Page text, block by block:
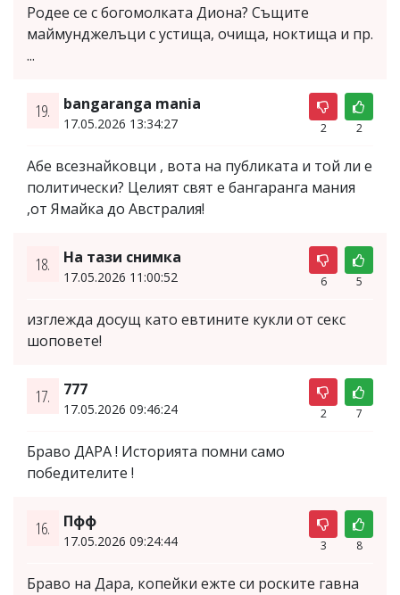
Родее се с богомолката Диона? Същите
маймунджелъци с устища, очища, ноктища и пр.
...
19. bangaranga mania
17.05.2026 13:34:27 2 2
Абе всезнайковци , вота на публиката и той ли е
политически? Целият свят е бангаранга мания
,от Ямайка до Австралия!
18. На тази снимка
17.05.2026 11:00:52 6 5
изглежда досущ като евтините кукли от секс
шоповете!
17. 777
17.05.2026 09:46:24 2 7
Браво ДАРА ! Историята помни само
победителите !
16. Пфф
17.05.2026 09:24:44 3 8
Браво на Дара, копейки ежте си роските гавна